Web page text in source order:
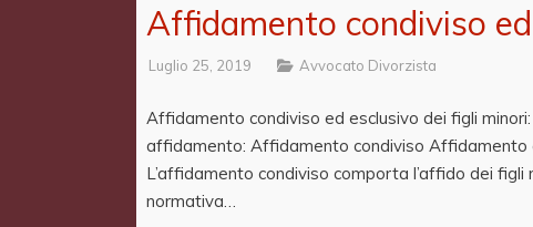
Affidamento condiviso
Luglio 25, 2019 Avvocato Divorzista
Affidamento condiviso ed esclusivo dei figli
affidamento: Affidamento condiviso Affidamento
L’affidamento condiviso comporta l’affido dei
normativa…